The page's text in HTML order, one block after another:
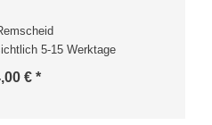
5-15 Werktage
€ *